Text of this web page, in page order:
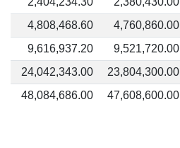
4,760,860.00
4,808,468.60
9,521,720.00
9,616,937.20
23,804,300.00
24,042,343.00
47,608,600.00
48,084,686.00